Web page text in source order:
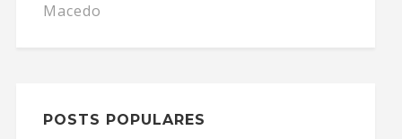
Macedo
POSTS POPULARES